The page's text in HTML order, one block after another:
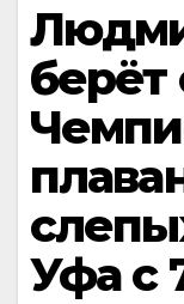
берёт
Уфа с